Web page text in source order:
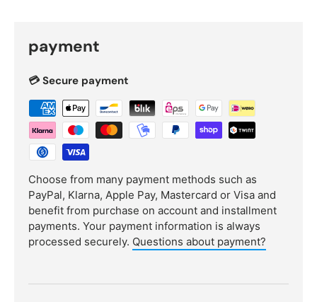
payment
💳 Secure payment
Choose from many payment methods such as
PayPal, Klarna, Apple Pay, Mastercard or Visa and
benefit from purchase on account and installment
payments. Your payment information is always
processed securely. Questions about payment?